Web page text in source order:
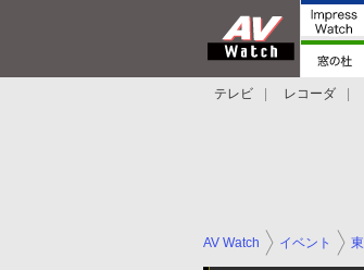
テレビ レコーダ
AV Watch イベント